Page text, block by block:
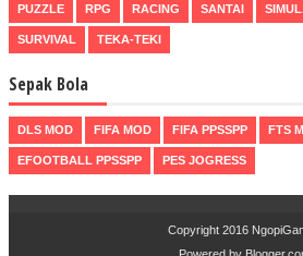
PUZZLE RPG RACING SANTAI
SURVIVAL TEKA-TEKI
Sepak Bola
DLS MOD FIFA MOD FIFA PPSSPP FTS
EFOOTBALL PPSSPP PES JOGRESS
Copyright 2016